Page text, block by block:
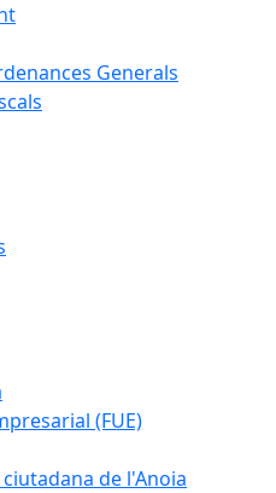
Generals
(FUE)
de l'Anoia